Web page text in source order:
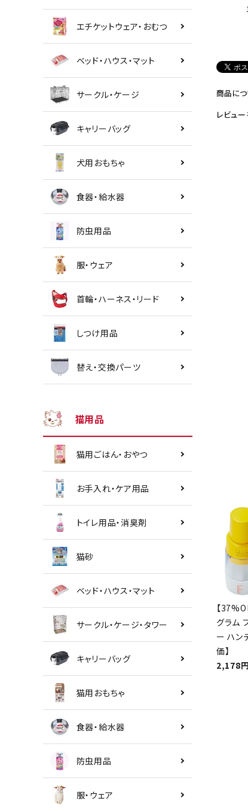
エチケットウェア・おむつ
ベッド・ハウス・マット
サークル・ケージ
キャリーバッグ
犬用おもちゃ
食器・給水器
防虫用品
服・ウェア
首輪・ハーネス・リード
しつけ用品
替え・交換パーツ
猫用品
猫用ごはん・おやつ
お手入れ・ケア用品
トイレ用品・消臭剤
猫砂
ベッド・ハウス・マット
サークル・ケージ・タワー
キャリーバッグ
猫用おもちゃ
食器・給水器
防虫用品
服・ウェア
商品に
レビュー
【
グラム
ー ハン
価】
2,178円